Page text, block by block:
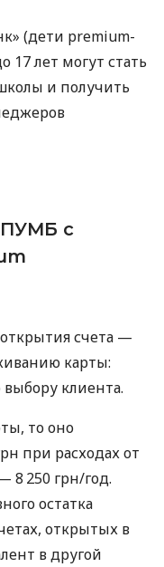
(дети premium-
17 лет могут стать
и получить
ПУМБ с
счета —
карты:
клиента.
то оно
при расходах от
8 250 грн/год.
остатка
открытых в
в другой